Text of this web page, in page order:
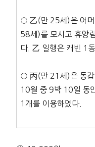
○ 乙(만 25세)은 어
58세)를 모시고 휴양
다. 乙 일행은 캐빈 1
○ 丙(만 21세)은 동갑
10월 중 9박 10일 동
1개를 이용하였다.